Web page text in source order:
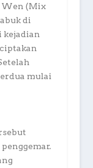
Wen (Mix
di
kejadian
mulai